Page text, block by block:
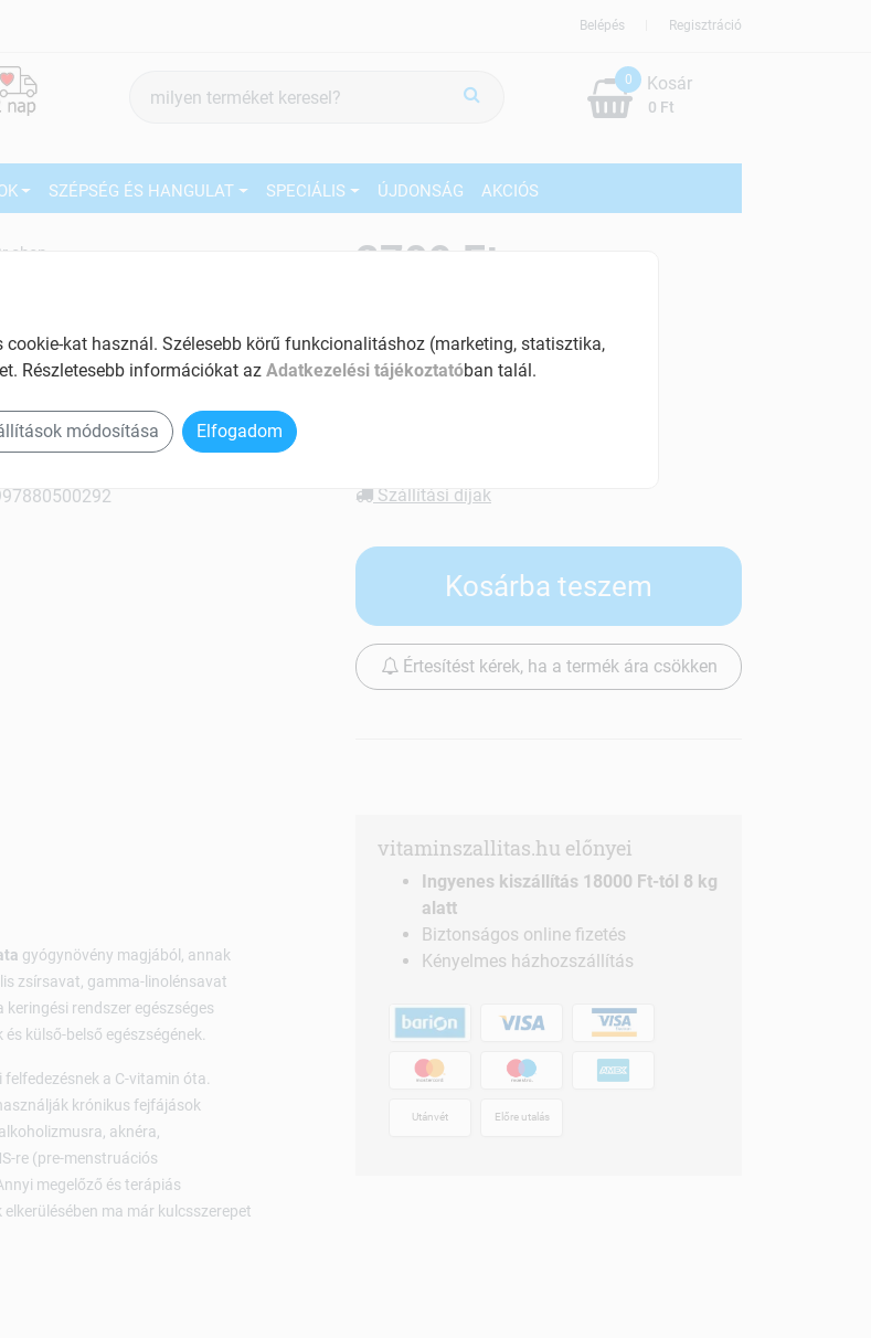
Regisztráció
Belépés
keresés
0
0 Ft
Kosár
SZÉPSÉG ÉS HANGULAT SPECIÁLIS ÚJDONSÁG AKCIÓS
50 db
a bőr öregedését
a keringést
2709 Ft
Készletinformáció:
Szállítási díjak
Kosárba teszem
Értesítést kérek, ha a termék ára csökken
gyógynövény magjából, annak
zsírsavat, gamma-linolénsavat
rendszer egészséges
külső-belső egészségének.
a C-vitamin óta.
krónikus fejfájások
aknéra,
re (pre-menstruációs
megelőző és terápiás
ma már kulcsszerepet
vitaminszallitas.hu előnyei
Ingyenes kiszállítás 18000 Ft-tól 8 kg
alatt
Biztonságos online fizetés
Kényelmes házhozszállítás
Utánvét Előre utalás
kat használ. Szélesebb körű funkcionalitáshoz (marketing, statisztika,
Részletesebb információkat az Adatkezelési tájékoztatóban talál.
módosítása Elfogadom